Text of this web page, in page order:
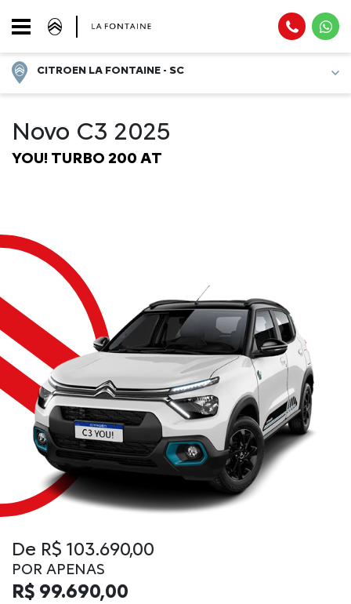
CITROEN LA FONTAINE - SC
Novo C3 2025
YOU! TURBO 200 AT
De R$ 103.690,00
POR APENAS
R$ 99.690,00